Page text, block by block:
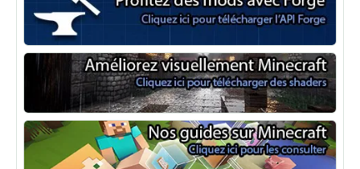
Minecraft Forge
Shaders Minecraft